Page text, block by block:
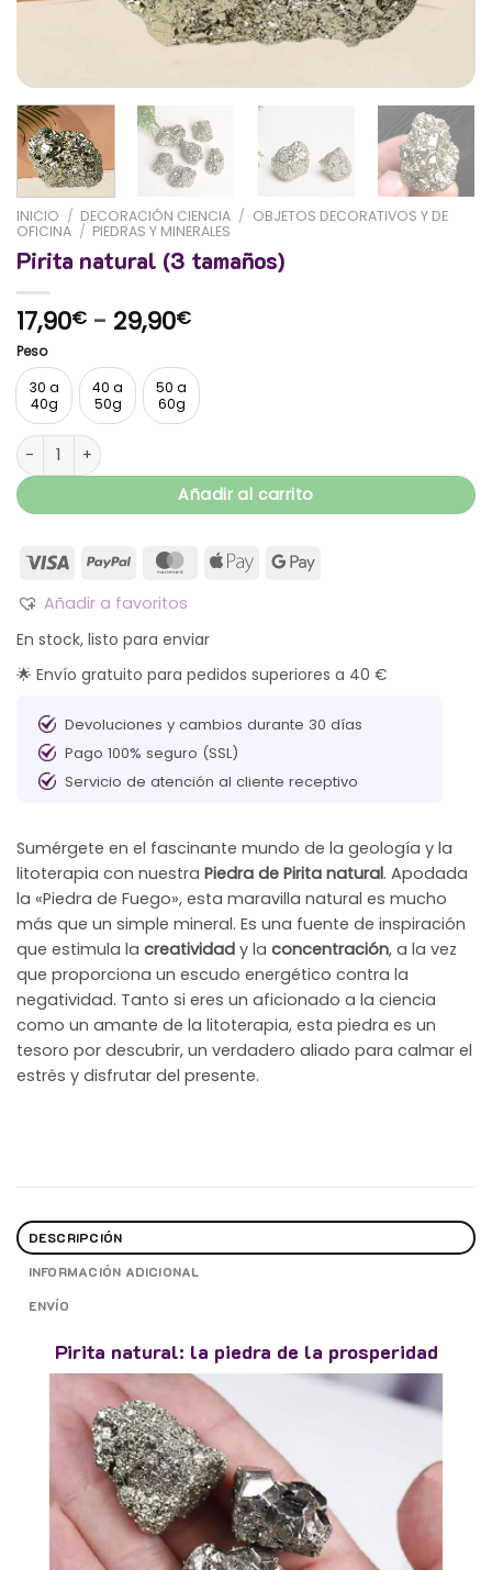
INICIO / DECORACIÓN CIENCIA / OBJETOS DECORATIVOS Y DE
OFICINA / PIEDRAS Y MINERALES
Pirita natural (3 tamaños)
17,90€ - 29,90€Rango
precios:
desde
17,90€
Peso
30 a
40g
40 a
50g
50 a
60g
Pirita natural (3 tamaños) cantidad
Añadir al carrito
Añadir a favoritos
En stock, listo para enviar
🌟 Envío gratuito para pedidos superiores a 40 €
Devoluciones y cambios durante 30 días
Pago 100% seguro (SSL)
Servicio de atención al cliente receptivo
Sumérgete en el fascinante mundo de la geología y la
litoterapia con nuestra Piedra de Pirita natural. Apodada
la «Piedra de Fuego», esta maravilla natural es mucho
más que un simple mineral. Es una fuente de inspiración
que estimula la creatividad y la concentración, a la vez
que proporciona un escudo energético contra la
negatividad. Tanto si eres un aficionado a la ciencia
como un amante de la litoterapia, esta piedra es un
tesoro por descubrir, un verdadero aliado para calmar el
estrés y disfrutar del presente.
DESCRIPCIÓN
INFORMACIÓN ADICIONAL
ENVÍO
Pirita natural: la piedra de la prosperidad